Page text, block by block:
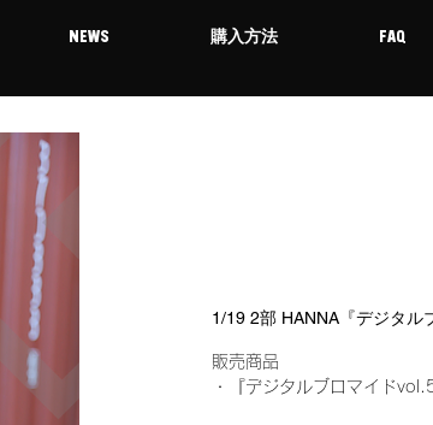
NEWS 購入方法 FAQ
1/19 2部 HANNA『デジタル
販売商品
・『デジタルブロマイド